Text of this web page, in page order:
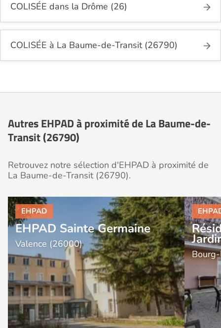
COLISÉE dans la Drôme (26)
COLISÉE à La Baume-de-Transit (26790)
Autres EHPAD à proximité de La Baume-de-
Transit (26790)
Retrouvez notre sélection d'EHPAD à proximité de
La Baume-de-Transit (26790).
EHPAD Sainte Germaine
Valence (26000)